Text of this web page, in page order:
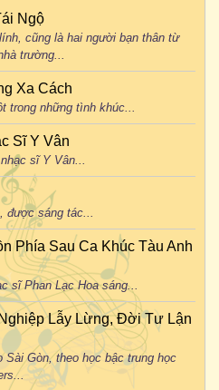
Ngộ
cũng là hai người bạn thân từ
trường...
Xa Cách
trong những tình khúc...
Sĩ Y Vân
sĩ Y Vân...
được sáng tác...
Phía Sau Ca Khúc Tàu Anh
sĩ Phan Lạc Hoa sáng...
Lẫy Lừng, Đời Tư Lận
Gòn, theo học bậc trung học